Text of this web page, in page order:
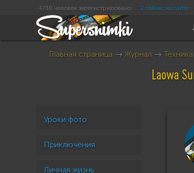
4738 человек зарегистрировано 2 сейчас на сайте
Главная страница → Журнал → Техника
Laowa
Уроки фото
Приключения
Личная жизнь